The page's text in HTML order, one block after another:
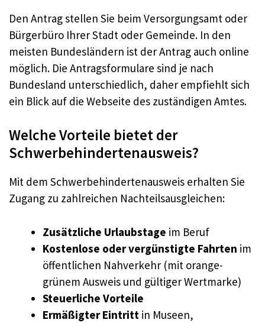
Den Antrag stellen Sie beim Versorgungsamt oder
Bürgerbüro Ihrer Stadt oder Gemeinde. In den
meisten Bundesländern ist der Antrag auch online
möglich. Die Antragsformulare sind je nach
Bundesland unterschiedlich, daher empfiehlt sich
ein Blick auf die Webseite des zuständigen Amtes.
Welche Vorteile bietet der
Schwerbehindertenausweis?
Mit dem Schwerbehindertenausweis erhalten Sie
Zugang zu zahlreichen Nachteilsausgleichen:
Zusätzliche Urlaubstage im Beruf
Kostenlose oder vergünstigte Fahrten im
öffentlichen Nahverkehr (mit orange-
grünem Ausweis und gültiger Wertmarke)
Steuerliche Vorteile
Ermäßigter Eintritt in Museen,